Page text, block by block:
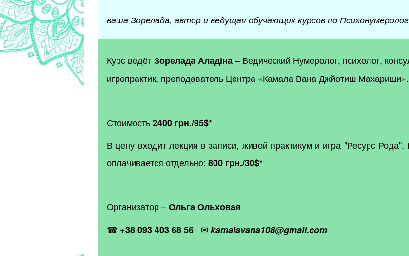
ваша Зорелада, автор и ведущая обучающих курсов по
Курс ведётЗорелада Аладіна– Ведический Нумеролог, психолог,
игропрактик, преподаватель Центра «Камала Вана Джйотиш Махариши».
Стоимость2400 грн./95$*
В цену входит лекция в записи, живой практикум и игра "Ресурс Рода".
оплачивается отдельно: 800 грн./30$*
Организатор –Ольга Ольховая
☎ +38 093 403 68 56 ✉ kamalavana108@gmail.com